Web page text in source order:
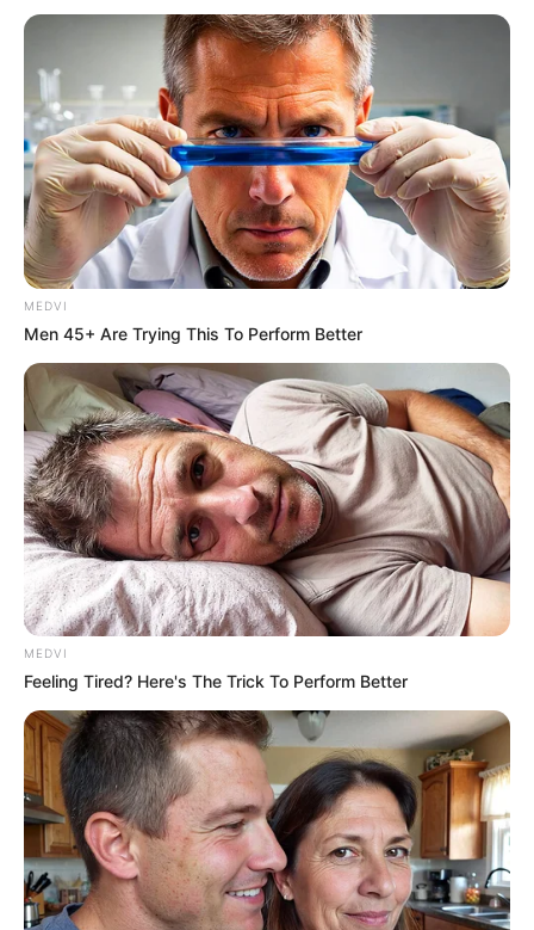
Culkin Cracks Up The Web With His Own Version Of
‘Home Alone’
BRAINBERRIES
Mysterious Roman Statue Unearthed In Toledo
BRAINBERRIES
The Instagram Model Who Spent A Fortune To Look
Like Barbie
BRAINBERRIES
MEDVI
Men 45+ Are Trying This To Perform Better
MEDVI
Feeling Tired? Here's The Trick To Perform Better